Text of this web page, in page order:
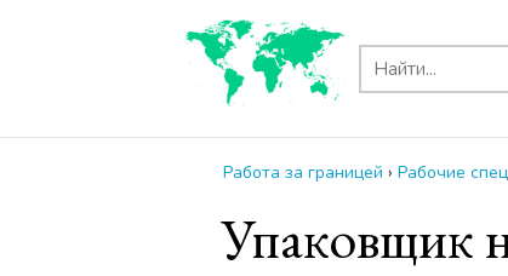
Работа за границей › Рабочие
Упаковщик